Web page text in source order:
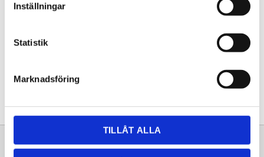
Inställningar
Statistik
Marknadsföring
TILLÅT ALLA
Artikelnr
20252053
Sortiment Information